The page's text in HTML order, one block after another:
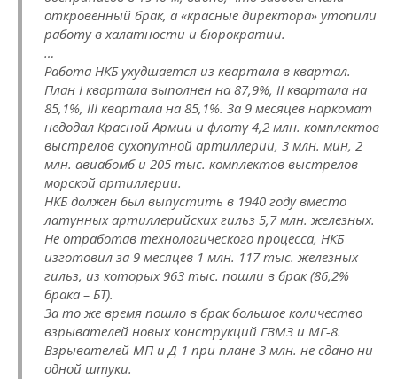
откровенный брак, а «красные директора» утопили
работу в халатности и бюрократии.
…
Работа НКБ ухудшается из квартала в квартал.
План I квартала выполнен на 87,9%, II квартала на
85,1%, III квартала на 85,1%. За 9 месяцев наркомат
недодал Красной Армии и флоту 4,2 млн. комплектов
выстрелов сухопутной артиллерии, 3 млн. мин, 2
млн. авиабомб и 205 тыс. комплектов выстрелов
морской артиллерии.
НКБ должен был выпустить в 1940 году вместо
латунных артиллерийских гильз 5,7 млн. железных.
Не отработав технологического процесса, НКБ
изготовил за 9 месяцев 1 млн. 117 тыс. железных
гильз, из которых 963 тыс. пошли в брак (86,2%
брака – БТ).
За то же время пошло в брак большое количество
взрывателей новых конструкций ГВМЗ и МГ-8.
Взрывателей МП и Д-1 при плане 3 млн. не сдано ни
одной штуки.